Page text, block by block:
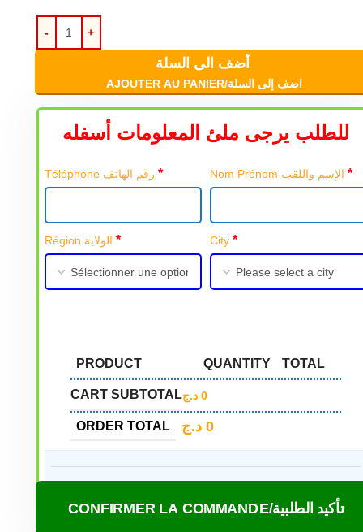
أضف الى السلة
AJOUTER AU PANIER/اضف إلى السلة
للطلب يرجى ملئ المعلومات أسفله
* *
* City *
PRODUCT QUANTITY TOTAL
CART SUBTOTAL 0 د.ج
ORDER TOTAL 0 د.ج
CONFIRMER LA COMMANDE/تأكيد الطلبية